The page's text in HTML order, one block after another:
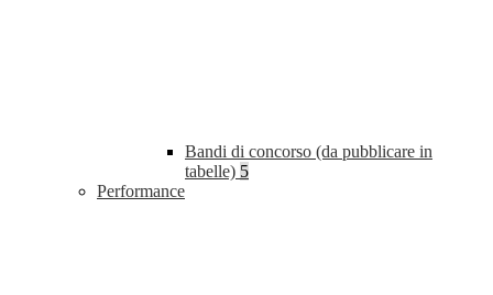
Bandi di concorso (da pubblicare in
tabelle) 5
Performance